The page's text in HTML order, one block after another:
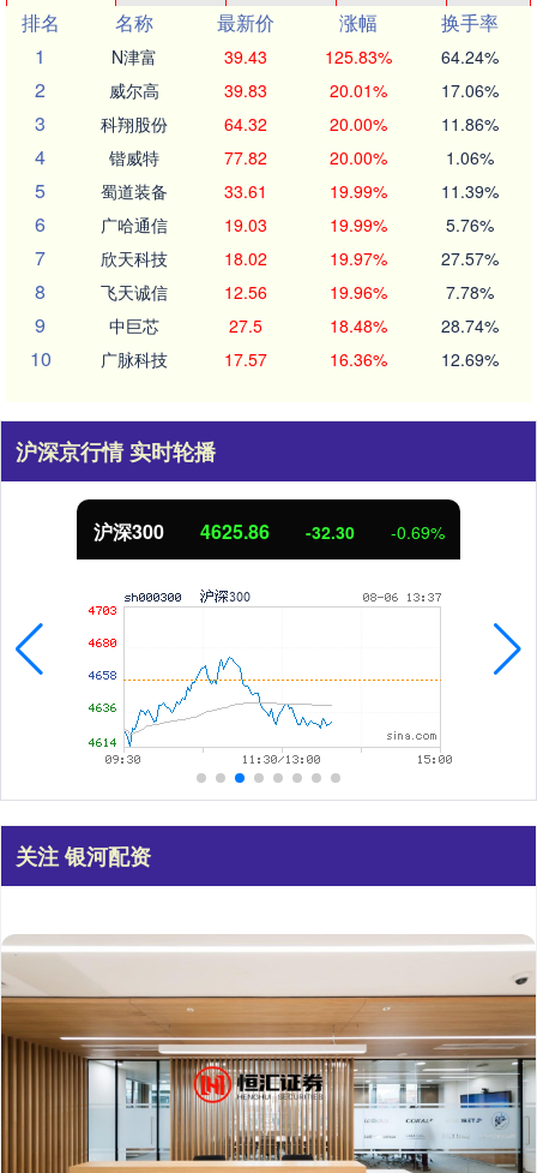
排名
名称 最新价 涨幅
换手率
1
N津富 39.43 125.83% 64.24%
2 威尔高 39.83 20.01% 17.06%
3 科翔股份 64.32 20.00% 11.86%
4 锴威特 77.82 20.00% 1.06%
5 蜀道装备 33.61 19.99% 11.39%
6 广哈通信 19.03 19.99% 5.76%
7 欣天科技 18.02 19.97% 27.57%
8 飞天诚信 12.56 19.96% 7.78%
9 中巨芯 27.5 18.48% 28.74%
10 广脉科技 17.57 16.36% 12.69%
沪深京行情 实时轮播
沪深300 4625.86 -32.30 -0.69%
关注 银河配资